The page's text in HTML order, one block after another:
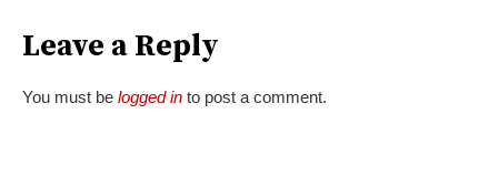
Leave a Reply
You must be logged in to post a comment.